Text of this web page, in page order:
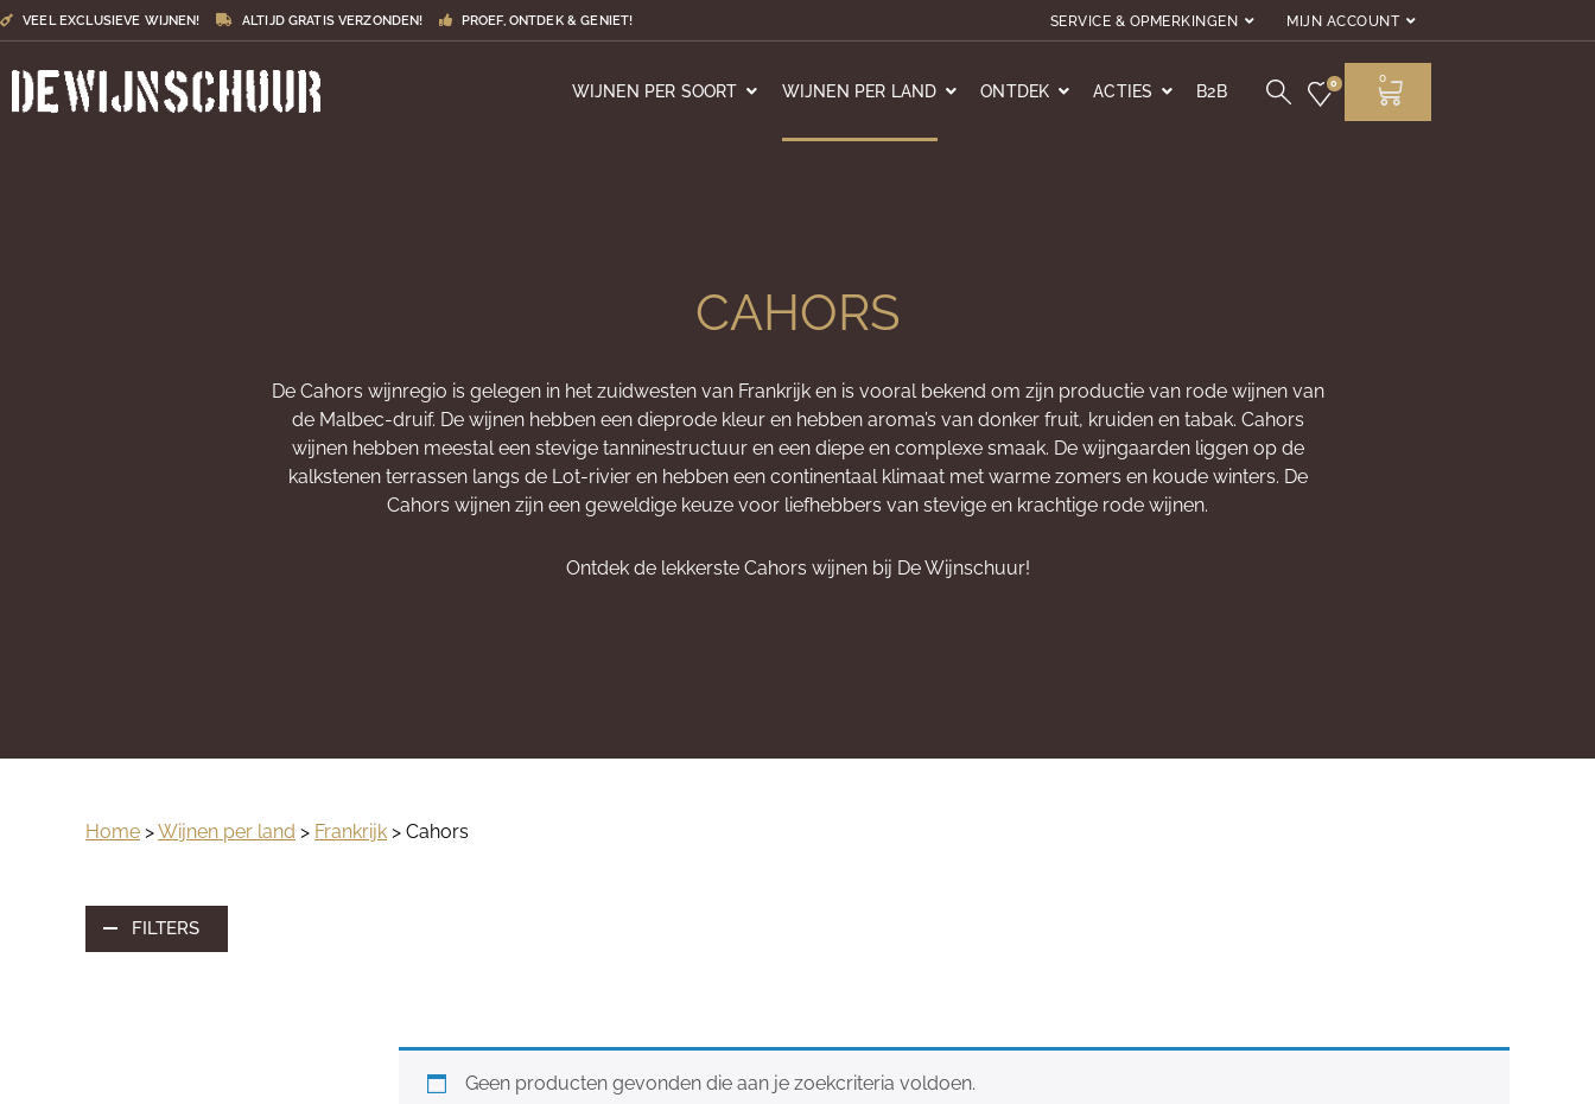
VEEL EXCLUSIEVE WIJNEN! ALTIJD GRATIS VERZONDEN! PROEF, ONTDEK & GENIET! SERVICE & OPMERKINGEN MIJN ACCOUNT
WIJNEN PER SOORT WIJNEN PER LAND ONTDEK ACTIES B2B 0 0
CAHORS
De Cahors wijnregio is gelegen in het zuidwesten van Frankrijk en is vooral bekend om zijn productie van rode wijnen van
de Malbec-druif. De wijnen hebben een dieprode kleur en hebben aroma’s van donker fruit, kruiden en tabak. Cahors
wijnen hebben meestal een stevige tanninestructuur en een diepe en complexe smaak. De wijngaarden liggen op de
kalkstenen terrassen langs de Lot-rivier en hebben een continentaal klimaat met warme zomers en koude winters. De
Cahors wijnen zijn een geweldige keuze voor liefhebbers van stevige en krachtige rode wijnen.
Ontdek de lekkerste Cahors wijnen bij De Wijnschuur!
Home >Wijnen per land > Frankrijk > Cahors
FILTERS
Geen producten gevonden die aan je zoekcriteria voldoen.